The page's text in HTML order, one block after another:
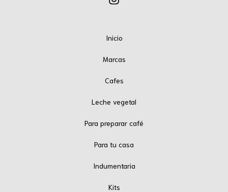
Inicio
Marcas
Cafes
Leche vegetal
Para preparar café
Para tu casa
Indumentaria
Kits